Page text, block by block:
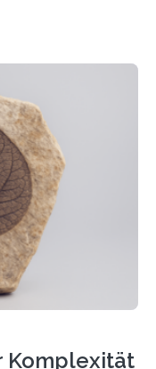
präzise in
Dr. Ralf Erdmann
einen bislang
des
Bäckerhefe
der für die
ist. Die
in der
Komplexität